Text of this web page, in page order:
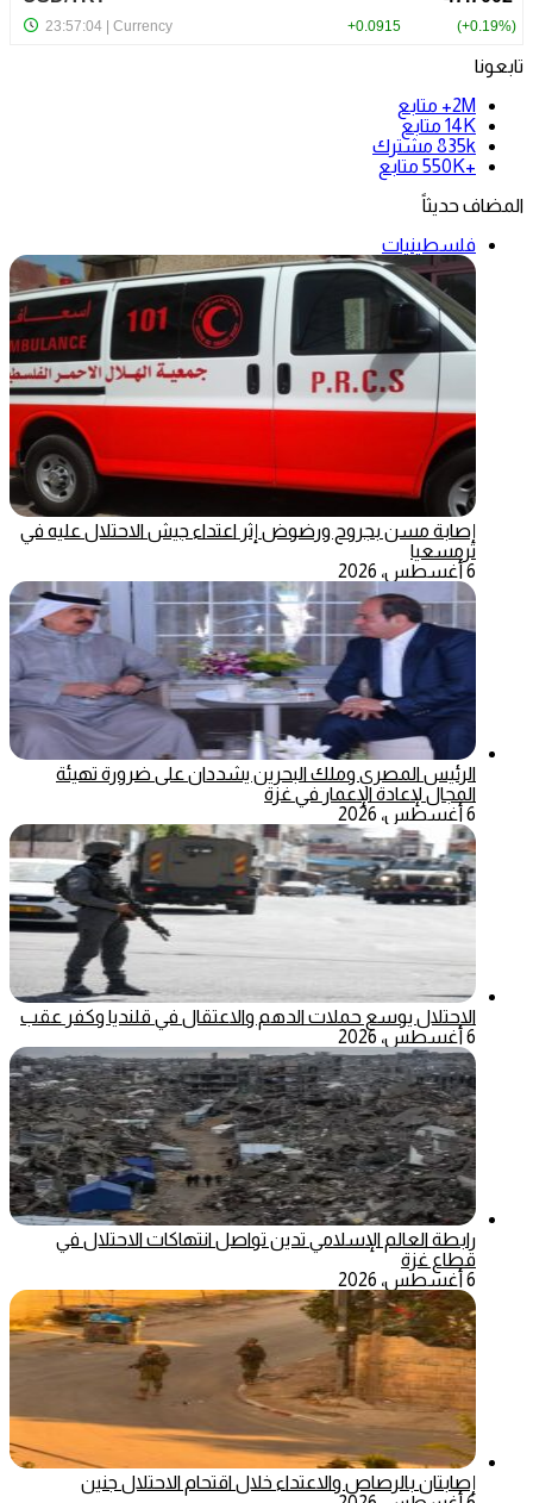
تابعونا
2M+
متابع
14K متابع
835k مشترك
+550K
متابع
المضاف حديثاً
فلسطينيات
إصابة مسن بجروح ورضوض إثر اعتداء جيش الاحتلال عليه في
ترمسعيا
6 أغسطس، 2026
الرئيس المصري وملك البحرين يشددان على ضرورة تهيئة
المجال لإعادة الإعمار في غزة
6 أغسطس، 2026
الاحتلال يوسع حملات الدهم والاعتقال في قلنديا وكفر عقب
6 أغسطس، 2026
رابطة العالم الإسلامي تدين تواصل انتهاكات الاحتلال في
قطاع غزة
6 أغسطس، 2026
إصابتان بالرصاص والاعتداء خلال اقتحام الاحتلال جنين